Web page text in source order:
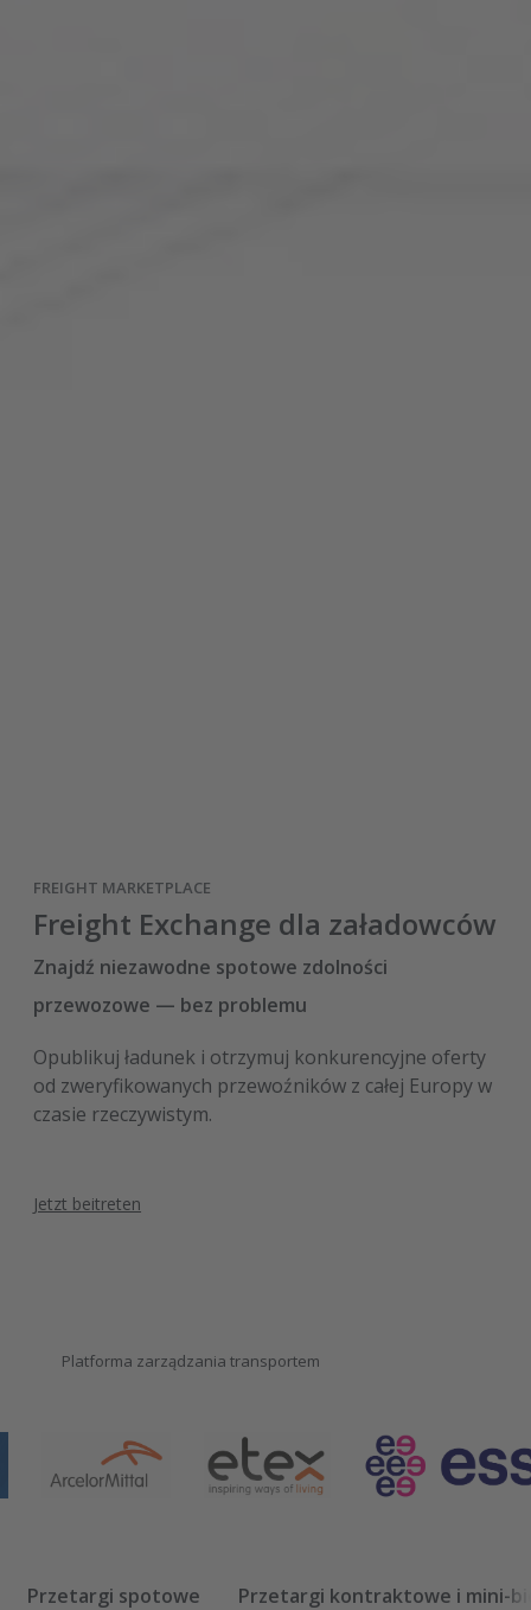
FREIGHT MARKETPLACE
Freight Exchange dla załadowców
Znajdź niezawodne spotowe zdolności
przewozowe — bez problemu
Opublikuj ładunek i otrzymuj konkurencyjne oferty
od zweryfikowanych przewoźników z całej Europy w
czasie rzeczywistym.
Jetzt beitreten
Platforma zarządzania transportem
Przetargi spotowe Przetargi kontraktowe i mini-